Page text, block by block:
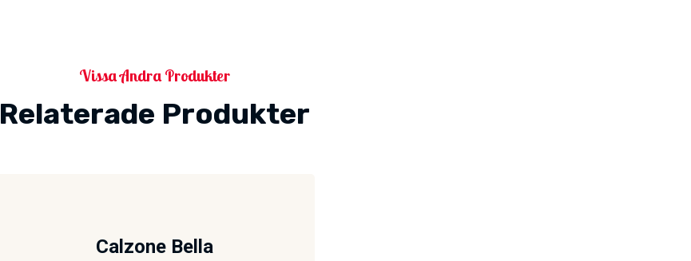
Vissa Andra Produkter
Relaterade Produkter
Calzone Bella